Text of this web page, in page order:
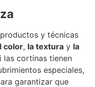
y técnicas
color, la textura y la
las cortinas tienen
especiales,
garantizar que